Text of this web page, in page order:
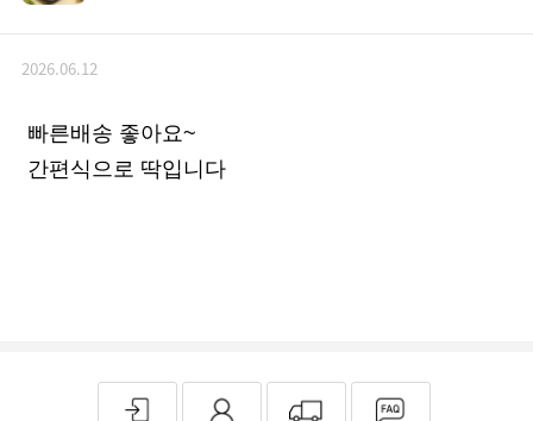
2026.06.12
빠른배송 좋아요~
간편식으로 딱입니다